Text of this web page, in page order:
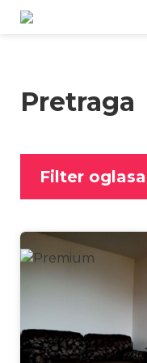
Pretraga
Filter oglasa